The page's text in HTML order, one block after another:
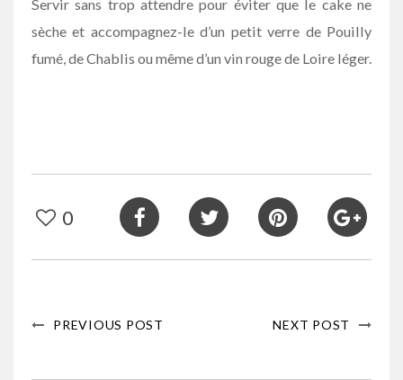
Servir sans trop attendre pour éviter que le cake ne
sèche et accompagnez-le d’un petit verre de Pouilly
fumé, de Chablis ou même d’un vin rouge de Loire léger.
0
PREVIOUS POST NEXT POST